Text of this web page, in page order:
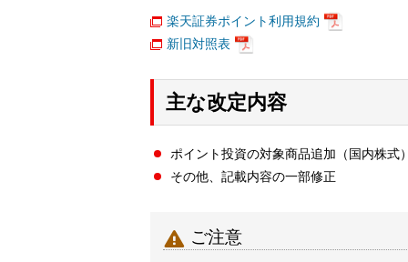
楽天証券ポイント利用規約
新旧対照表
主な改定内容
ポイント投資の対象商品追加（国内株式
その他、記載内容の一部修正
 ご注意